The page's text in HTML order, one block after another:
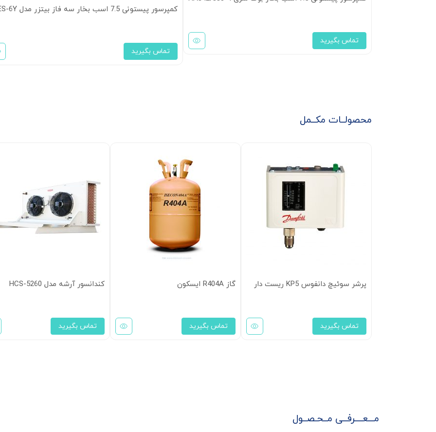
تماس بگیرید
کمپرسور پیستونی 7.5 اسب بخار سه فاز بیتزر مدل 4CES-6Y
تماس بگیرید
محصولــات مکــمل
پرشر سوئیچ دانفوس KP5 ریست دار
تماس بگیرید
گاز R404A ایسکون
تماس بگیرید
کندانسور آرشه مدل HCS-5260
تماس بگیرید
مـــعــــرفــی مــحـصــول